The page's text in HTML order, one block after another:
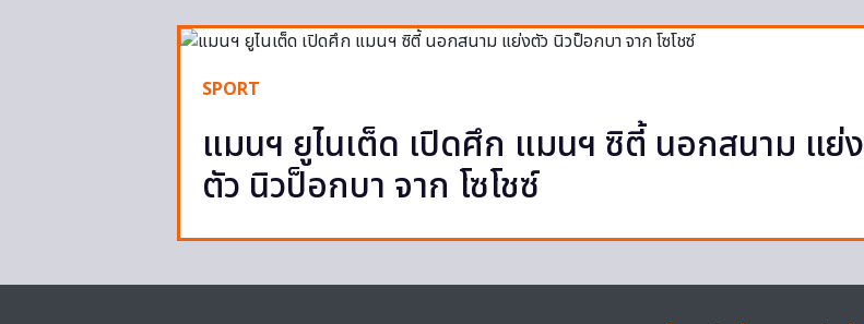
SPORT
แมนฯ ยูไนเต็ด เปิดศึก แมนฯ ซิตี้ นอกสนาม แย่ง
ตัว นิวป็อกบา จาก โซโชซ์